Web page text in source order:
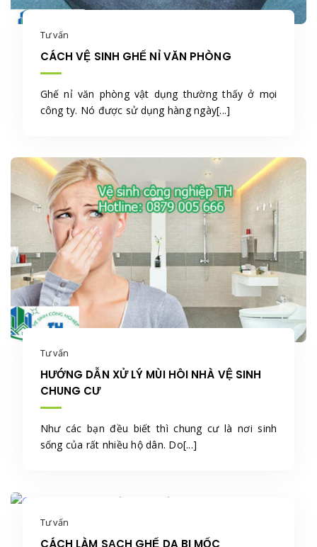
Tư vấn
CÁCH VỆ SINH GHẾ NỈ VĂN PHÒNG
Ghế nỉ văn phòng vật dụng thường thấy ở mọi
công ty. Nó được sử dụng hàng ngày[...]
Tư vấn
HƯỚNG DẪN XỬ LÝ MÙI HÔI NHÀ VỆ SINH
CHUNG CƯ
Như các bạn đều biết thì chung cư là nơi sinh
sống của rất nhiều hộ dân. Do[...]
Tư vấn
CÁCH LÀM SẠCH GHẾ DA BỊ MỐC